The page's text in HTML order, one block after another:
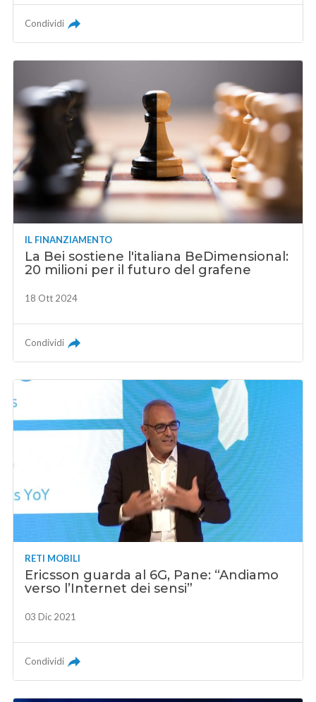
Condividi
IL FINANZIAMENTO
La Bei sostiene l'italiana BeDimensional:
20 milioni per il futuro del grafene
18 Ott 2024
Condividi
RETI MOBILI
Ericsson guarda al 6G, Pane: “Andiamo
verso l’Internet dei sensi”
03 Dic 2021
Condividi